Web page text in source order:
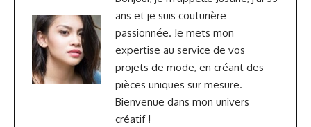
ans et je suis couturière
passionnée. Je mets mon
expertise au service de vos
projets de mode, en créant des
pièces uniques sur mesure.
Bienvenue dans mon univers
créatif !